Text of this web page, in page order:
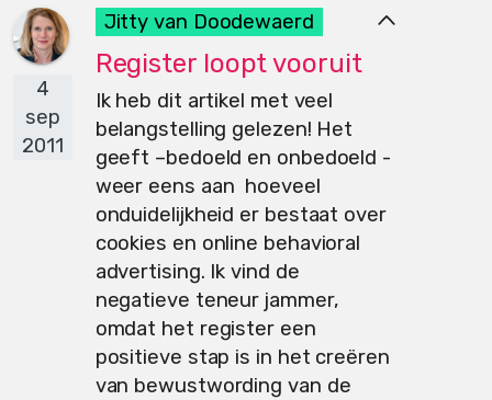
4
sep
2011
Jitty van Doodewaerd
Register loopt vooruit
Ik heb dit artikel met veel
belangstelling gelezen! Het
geeft –bedoeld en onbedoeld -
weer eens aan hoeveel
onduidelijkheid er bestaat over
cookies en online behavioral
advertising. Ik vind de
negatieve teneur jammer,
omdat het register een
positieve stap is in het creëren
van bewustwording van de